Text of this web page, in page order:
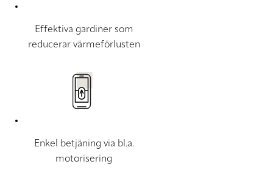
Effektiva gardiner som
reducerar värmeförlusten
Enkel betjäning via bl.a.
motorisering